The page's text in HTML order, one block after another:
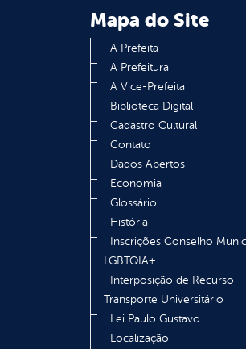
Mapa do Site
A Prefeita
A Prefeitura
A Vice-Prefeita
Biblioteca Digital
Cadastro Cultural
Contato
Dados Abertos
Economia
Glossário
História
Inscrições Conselho
LGBTQIA+
Interposição de Recurso –
Transporte Universitário
Lei Paulo Gustavo
Localização